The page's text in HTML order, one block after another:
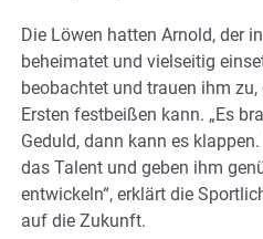
Die Löwen hatten Arnold, der
beheimatet und vielseitig
beobachtet und trauen ihm
Ersten festbeißen kann. „Es
Geduld, dann kann es
das Talent und geben ihm
entwickeln“, erklärt die
auf die Zukunft.